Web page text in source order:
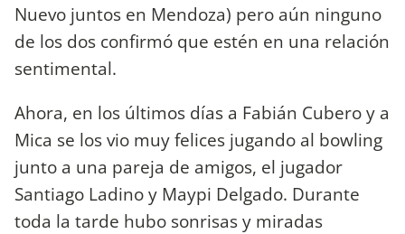
Nuevo juntos en Mendoza) pero aún ninguno
de los dos confirmó que estén en una relación
sentimental.
Ahora, en los últimos días a Fabián Cubero y a
Mica se los vio muy felices jugando al bowling
junto a una pareja de amigos, el jugador
Santiago Ladino y Maypi Delgado. Durante
toda la tarde hubo sonrisas y miradas